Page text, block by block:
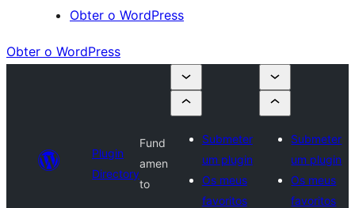
Obter o WordPress
Obter o WordPress
Plugin
Directory
Fund
amen
to
Submeter
um plugin
Os meus
favoritos
Submeter
um plugin
Os meus
favoritos